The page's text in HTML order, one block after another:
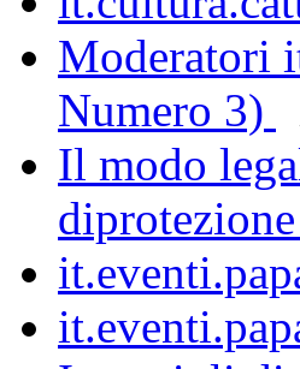
Moderatori
Numero 3)
Il modo